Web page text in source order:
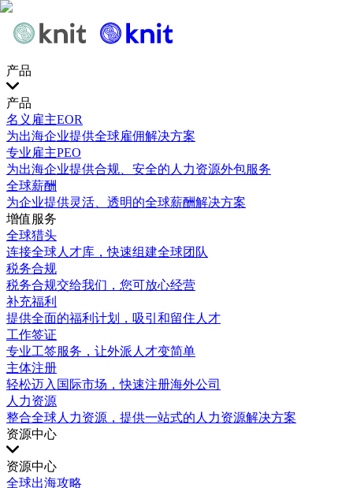
产品
产品
名义雇主EOR
为出海企业提供全球雇佣解决方案
专业雇主PEO
为出海企业提供合规、安全的人力资源外包服务
全球薪酬
为企业提供灵活、透明的全球薪酬解决方案
增值服务
全球猎头
连接全球人才库，快速组建全球团队
税务合规
税务合规交给我们，您可放心经营
补充福利
提供全面的福利计划，吸引和留住人才
工作签证
专业工签服务，让外派人才变简单
主体注册
轻松迈入国际市场，快速注册海外公司
人力资源
整合全球人力资源，提供一站式的人力资源解决方案
资源中心
资源中心
全球出海攻略